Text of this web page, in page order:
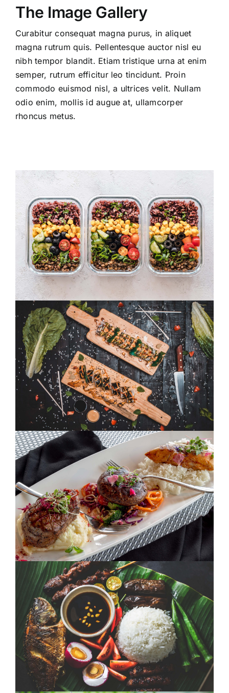
The Image Gallery
Curabitur consequat magna purus, in aliquet
magna rutrum quis. Pellentesque auctor nisl eu
nibh tempor blandit. Etiam tristique urna at enim
semper, rutrum efficitur leo tincidunt. Proin
commodo euismod nisl, a ultrices velit. Nullam
odio enim, mollis id augue at, ullamcorper
rhoncus metus.